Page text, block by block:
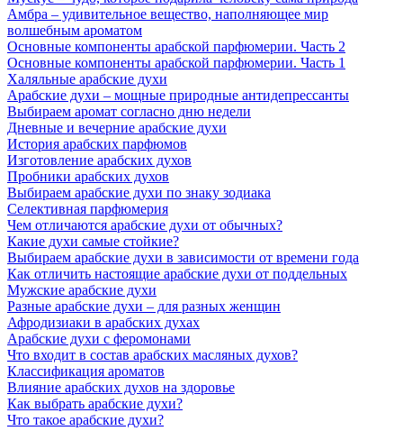
Амбра – удивительное вещество, наполняющее мир
волшебным ароматом
Основные компоненты арабской парфюмерии. Часть 2
Основные компоненты арабской парфюмерии. Часть 1
Халяльные арабские духи
Арабские духи – мощные природные антидепрессанты
Выбираем аромат согласно дню недели
Дневные и вечерние арабские духи
История арабских парфюмов
Изготовление арабских духов
Пробники арабских духов
Выбираем арабские духи по знаку зодиака
Селективная парфюмерия
Чем отличаются арабские духи от обычных?
Какие духи самые стойкие?
Выбираем арабские духи в зависимости от времени года
Как отличить настоящие арабские духи от поддельных
Мужские арабские духи
Разные арабские духи – для разных женщин
Афродизиаки в арабских духах
Арабские духи с феромонами
Что входит в состав арабских масляных духов?
Классификация ароматов
Влияние арабских духов на здоровье
Как выбрать арабские духи?
Что такое арабские духи?